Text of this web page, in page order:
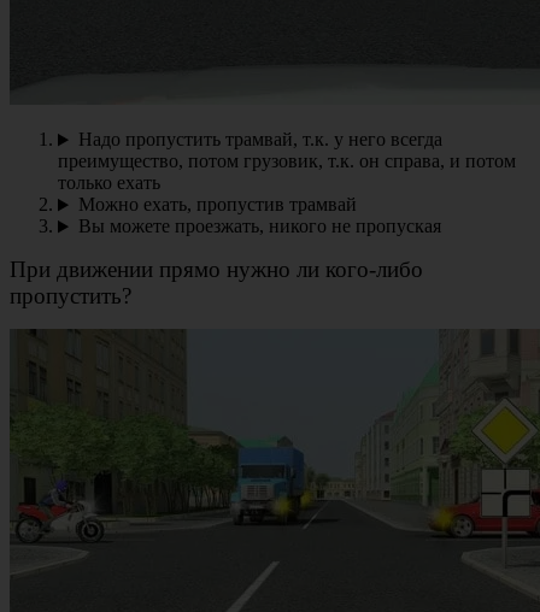
Надо пропустить трамвай, т.к. у него всегда
преимущество, потом грузовик, т.к. он справа, и потом
только ехать
Можно ехать, пропустив трамвай
Вы можете проезжать, никого не пропуская
При движении прямо нужно ли кого-либо
пропустить?